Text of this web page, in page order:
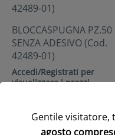
BLOCCASPUGNA PZ.50
SENZA ADESIVO (Cod.
42489-01)
Accedi/Registrati per
visualizzare i prezzi
Gentile visitatore,
agosto